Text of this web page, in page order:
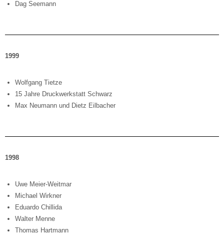
Dag Seemann
1999
Wolfgang Tietze
15 Jahre Druckwerkstatt Schwarz
Max Neumann und Dietz Eilbacher
1998
Uwe Meier-Weitmar
Michael Wirkner
Eduardo Chillida
Walter Menne
Thomas Hartmann